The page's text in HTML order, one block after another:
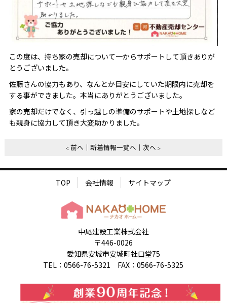
この度は、持ち家の売却について一からサポートして頂きありが
とうございました。
佐藤さんの協力もあり、なんとか目安にしていた期限内に売却を
する事ができました。本当にありがとうございました。
家の売却だけでなく、引っ越しの準備のサポートや土地探しなど
も親身に協力して頂き大変助かりました。
前へ 新着情報一覧へ 次へ
TOP 会社情報 サイトマップ
中尾建設工業株式会社
〒446-0026
愛知県安城市安城町社口堂75
TEL：0566-76-5321 FAX：0566-76-5325